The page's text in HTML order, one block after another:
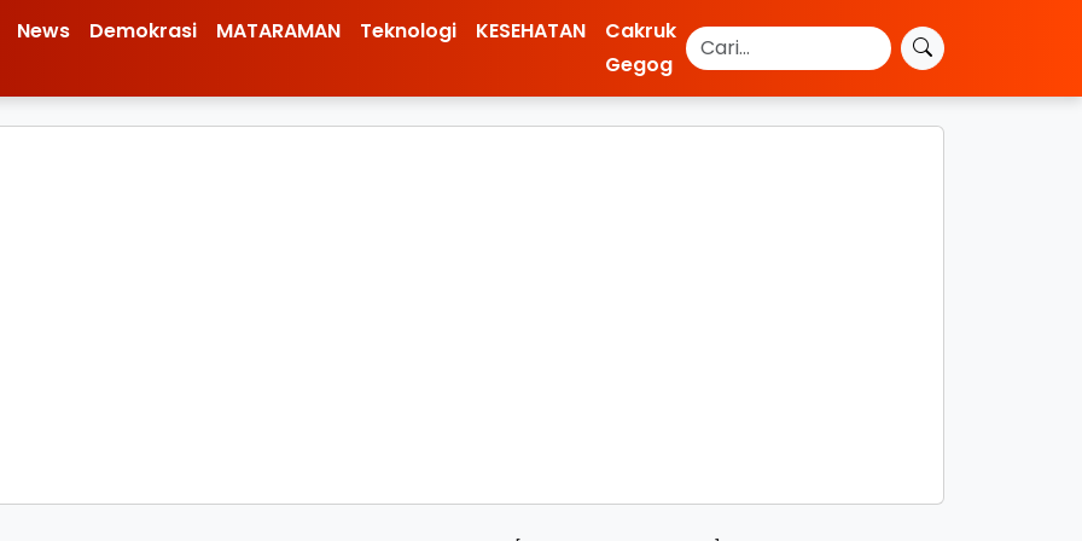
News Demokrasi MATARAMAN Teknologi KESEHATAN
Cakruk
Gegog